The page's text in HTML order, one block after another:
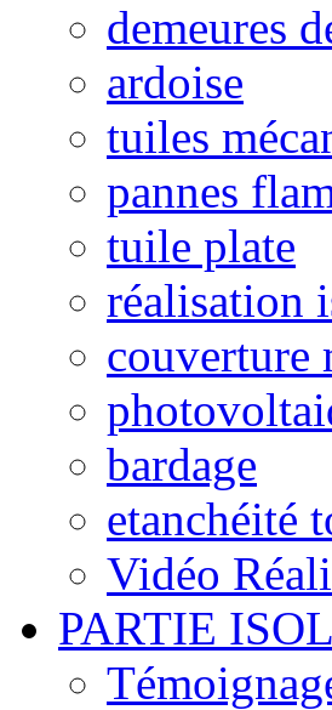
demeures
ardoise
tuiles
pannes
tuile plate
réalisation
couverture
bardage
etanchéité
Vidéo
PARTIE